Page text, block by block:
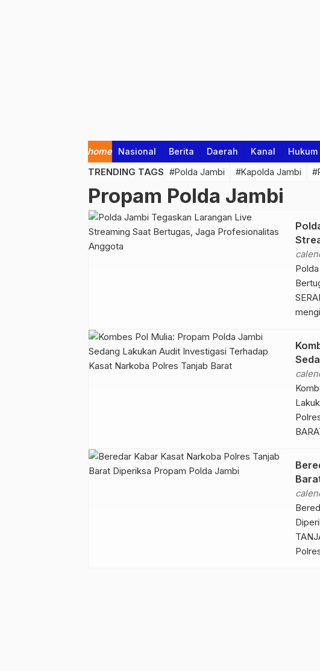
home Nasional Berita Daerah Kanal
TRENDING TAGS #Polda Jambi #Kapolda Jambi
Propam Polda Jambi
Polri